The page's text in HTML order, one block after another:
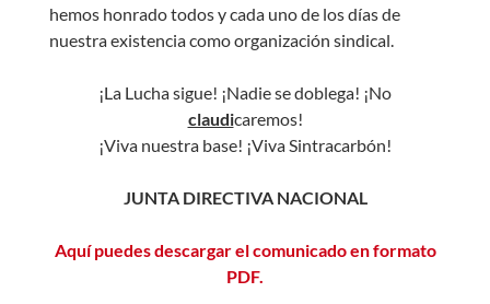
hemos honrado todos y cada uno de los días de
nuestra existencia como organización sindical.
¡La Lucha sigue! ¡Nadie se doblega! ¡No
claudicaremos!
¡Viva nuestra base! ¡Viva Sintracarbón!
JUNTA DIRECTIVA NACIONAL
Aquí puedes descargar el comunicado en formato
PDF.